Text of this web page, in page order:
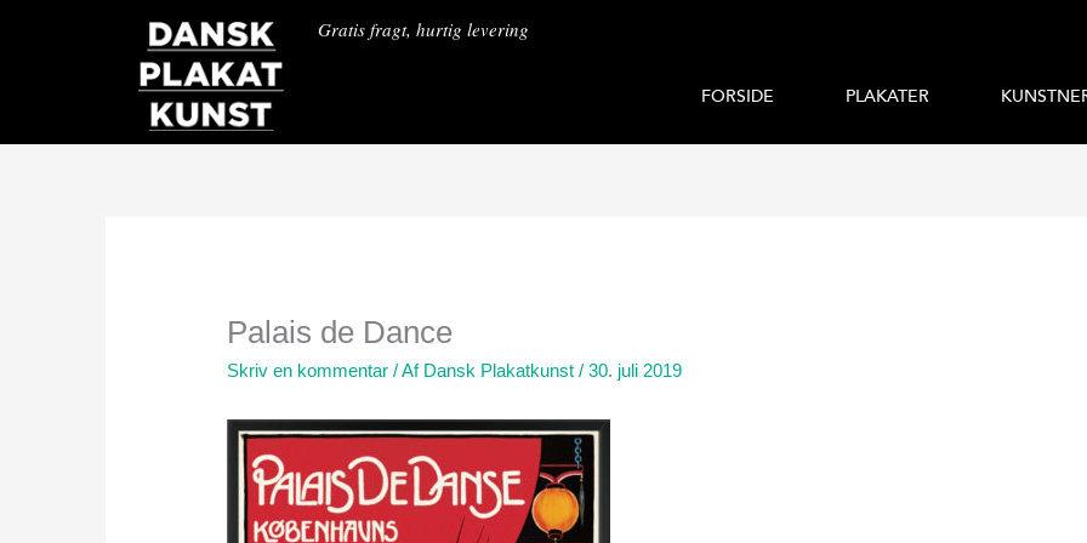
Gratis fragt, hurtig levering
FORSIDE PLAKATER
Palais de Dance
Skriv en kommentar / Af Dansk Plakatkunst/30. juli 2019